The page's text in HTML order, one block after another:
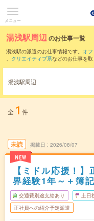
メニュー
湯浅駅周辺のお仕事一覧
湯浅駅の派遣のお仕事情報です。 オ
、 クリエイティブ系などのお仕事を取
また、箕島駅
ただけます。
湯浅駅周辺
全 1 件
未読
NEW
掲載日 2026/08/07
【ミドル応援！
界経験1年～＋簿
交通費別途支給あり 土日
正社員への紹介予定派遣